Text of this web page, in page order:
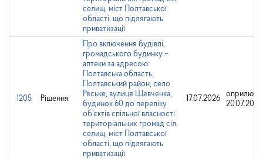
селищ, міст Полтавської
області, що підлягають
приватизації
1205 Рішення
Про включення будівлі,
громадського будинку –
аптеки за адресою:
Полтавська область,
Полтавський район, село
Ряське, вулиця Шевченка,
будинок 60 до переліку
об’єктів спільної власності
територіальних громад сіл,
селищ, міст Полтавської
області, що підлягають
приватизації
17.07.2026
20.07.2026